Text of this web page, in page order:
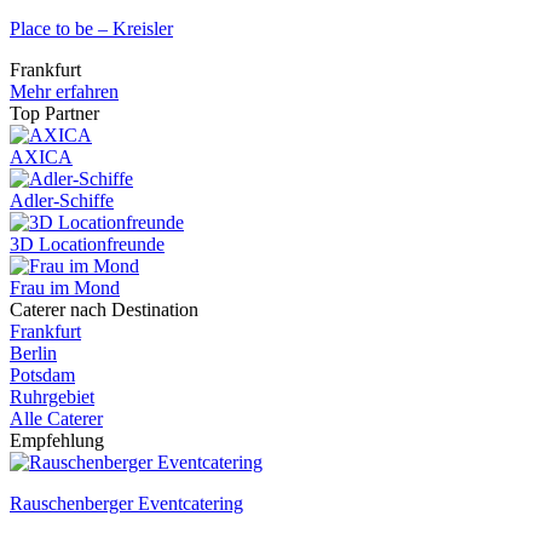
Place to be – Kreisler
Frankfurt
Mehr erfahren
Top Partner
AXICA
Adler-Schiffe
3D Locationfreunde
Frau im Mond
Caterer nach Destination
Frankfurt
Berlin
Potsdam
Ruhrgebiet
Alle Caterer
Empfehlung
Rauschenberger Eventcatering